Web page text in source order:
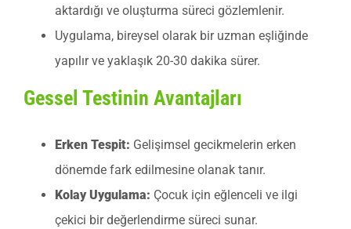
aktardığı ve oluşturma süreci gözlemlenir.
Uygulama, bireysel olarak bir uzman eşliğinde
yapılır ve yaklaşık 20-30 dakika sürer.
Gessel Testinin Avantajları
Erken Tespit: Gelişimsel gecikmelerin erken
dönemde fark edilmesine olanak tanır.
Kolay Uygulama: Çocuk için eğlenceli ve ilgi
çekici bir değerlendirme süreci sunar.